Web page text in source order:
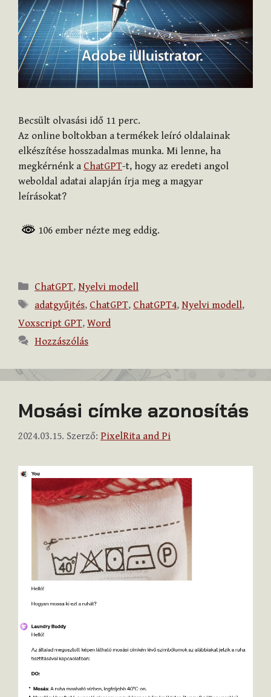
Becsült olvasási idő 11 perc.
Az online boltokban a termékek leíró oldalainak
elkészítése hosszadalmas munka. Mi lenne, ha
megkérnénk a ChatGPT-t, hogy az eredeti angol
weboldal adatai alapján írja meg a magyar
leírásokat?
106 ember nézte meg eddig.
Kategória
ChatGPT, Nyelvi modell
Címkék
adatgyűjtés, ChatGPT, ChatGPT4, Nyelvi modell,
Voxscript GPT, Word
Hozzászólás
Mosási címke azonosítás
2024.03.15. Szerző: PixelRita and Pi